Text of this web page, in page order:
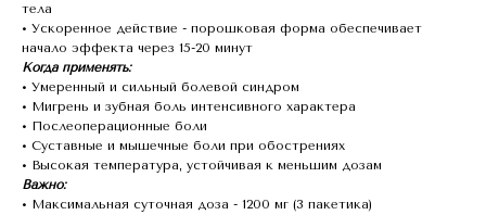
тела
• Ускоренное действие - порошковая форма обеспечивает
начало эффекта через 15-20 минут
Когда применять:
• Умеренный и сильный болевой синдром
• Мигрень и зубная боль интенсивного характера
• Послеоперационные боли
• Суставные и мышечные боли при обострениях
• Высокая температура, устойчивая к меньшим дозам
Важно:
• Максимальная суточная доза - 1200 мг (3 пакетика)